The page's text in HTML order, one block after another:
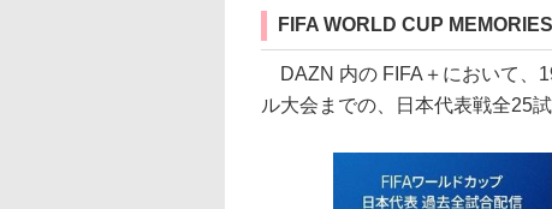
FIFA WORLD CUP MEMORIES
DAZN 内の FIFA＋において、
ル大会までの、日本代表戦全25